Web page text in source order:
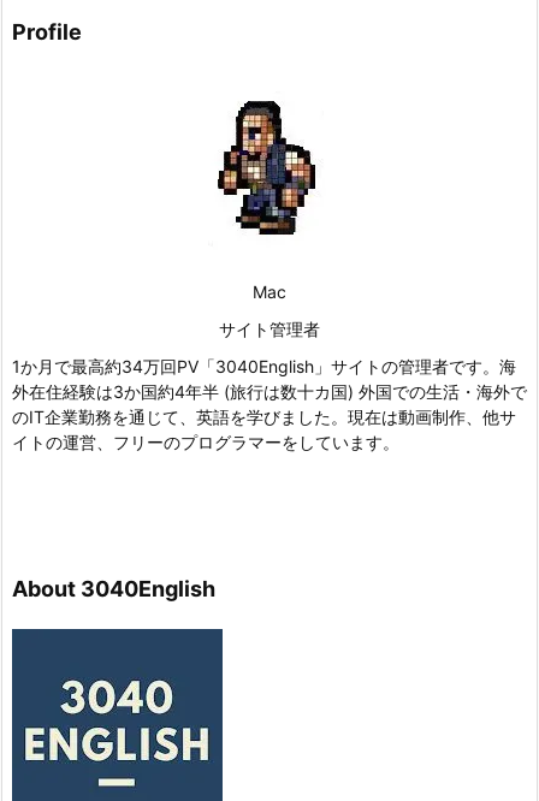
Profile
Mac
サイト管理者
1か月で最高約34万回PV「3040English」サイトの管理者です。海
外在住経験は3か国約4年半 (旅行は数十カ国) 外国での生活・海外で
のIT企業勤務を通じて、英語を学びました。現在は動画制作、他サ
イトの運営、フリーのプログラマーをしています。
About 3040English